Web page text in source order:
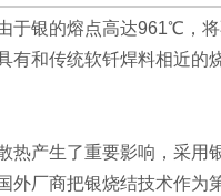
于银的熔点高达961℃，
有和传统软钎焊料相近的
产生了重要影响，采用
外厂商把银烧结技术作为